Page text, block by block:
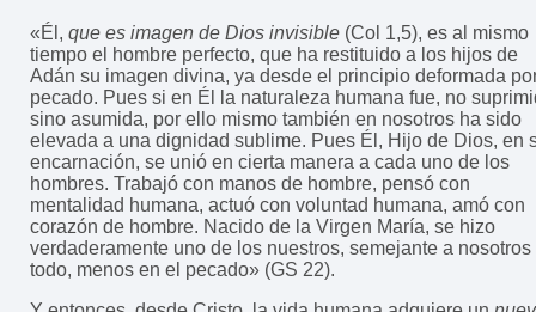
«Él, que es imagen de Dios invisible (Col 1,5), es al mismo
tiempo el hombre perfecto, que ha restituido a los hijos de
Adán su imagen divina, ya desde el principio deformada
pecado. Pues si en Él la naturaleza humana fue, no
sino asumida, por ello mismo también en nosotros ha sido
elevada a una dignidad sublime. Pues Él, Hijo de Dios, en
encarnación, se unió en cierta manera a cada uno de los
hombres. Trabajó con manos de hombre, pensó con
mentalidad humana, actuó con voluntad humana, amó con
corazón de hombre. Nacido de la Virgen María, se hizo
verdaderamente uno de los nuestros, semejante a nosotros
todo, menos en el pecado» (GS 22).